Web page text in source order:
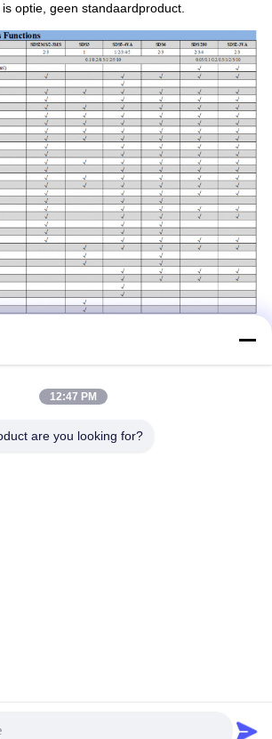
optie, geen standaardproduct.
Guangzhou
12:47 PM
are you looking for?